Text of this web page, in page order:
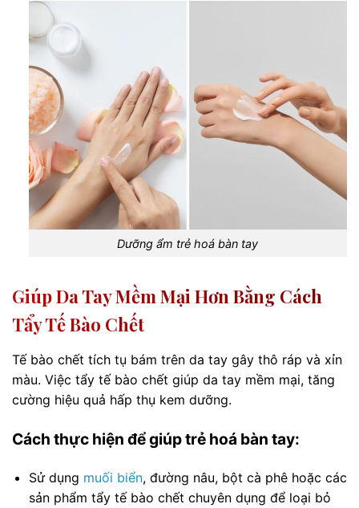
Dưỡng ẩm trẻ hoá bàn tay
Giúp Da Tay Mềm Mại Hơn Bằng Cách
Tẩy Tế Bào Chết
Tế bào chết tích tụ bám trên da tay gây thô ráp và xỉn
màu. Việc tẩy tế bào chết giúp da tay mềm mại, tăng
cường hiệu quả hấp thụ kem dưỡng.
Cách thực hiện để giúp trẻ hoá bàn tay:
Sử dụng muối biển, đường nâu, bột cà phê hoặc các
sản phẩm tẩy tế bào chết chuyên dụng để loại bỏ